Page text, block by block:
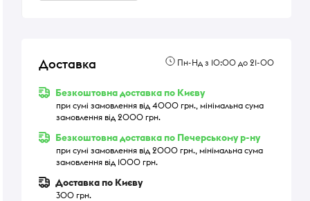
Доставка Пн-Нд з 10:00 до 21-00
Безкоштовна доставка по Києву
при сумі замовлення від 4000 грн., мінімальна сума
замовлення від 2000 грн.
Безкоштовна доставка по Печерському р-ну
при сумі замовлення від 2000 грн., мінімальна сума
замовлення від 1000 грн.
Доставка по Києву
300 грн.